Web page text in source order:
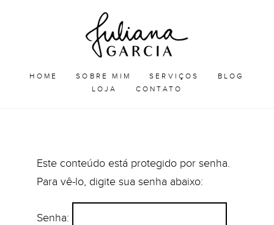
HOME SOBRE MIM SERVIÇOS
BLOG
LOJA
CONTATO
Este conteúdo está protegido por senha.
Para vê-lo, digite sua senha abaixo:
Senha: